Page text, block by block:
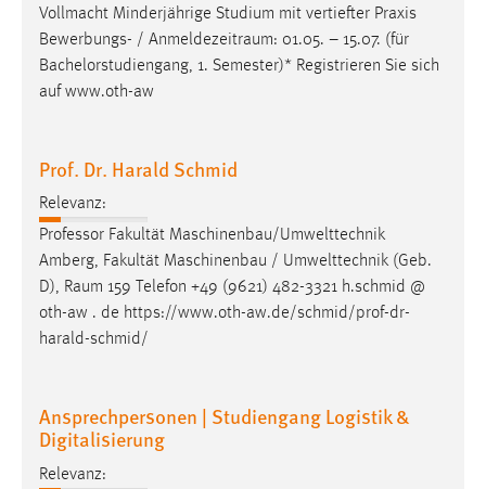
Vollmacht Minderjährige Studium mit vertiefter Praxis
Bewerbungs- / Anmeldezeitraum: 01.05. – 15.07. (für
Bachelorstudiengang, 1. Semester)* Registrieren Sie sich
auf www.oth-aw
Prof. Dr. Harald Schmid
Relevanz:
Professor Fakultät Maschinenbau/Umwelttechnik
Amberg, Fakultät Maschinenbau / Umwelttechnik (Geb.
D), Raum 159 Telefon +49 (9621) 482-3321 h.schmid @
oth-aw . de https://www.oth-aw.de/schmid/prof-dr-
harald-schmid/
Ansprechpersonen | Studiengang Logistik &
Digitalisierung
Relevanz: